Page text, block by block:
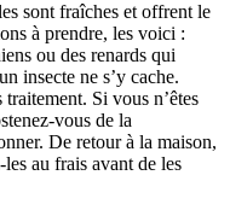
sont fraîches et offrent le
à prendre, les voici :
ou des renards qui
insecte ne s’y cache.
Si vous n’êtes
vous de la
De retour à la maison,
au frais avant de les